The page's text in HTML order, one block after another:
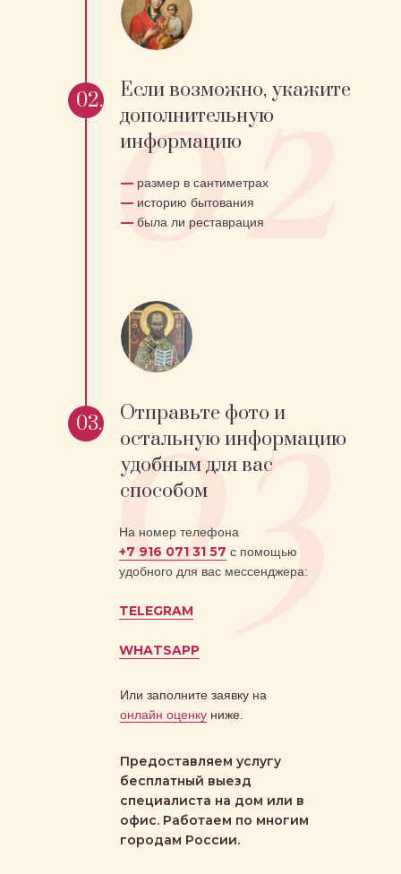
Или заполните заявку на
онлайн оценку ниже.
Предоставляем услугу
бесплатный выезд
специалиста на дом или в
офис. Работаем по многим
городам России.
Если возможно, укажите
дополнительную
информацию
02.
— размер в сантиметрах
— историю бытования
— была ли реставрация
Отправьте фото и
остальную информацию
удобным для вас
способом
03.
На номер телефона
+7 916 071 31 57 с помощью
удобного для вас мессенджера:
TELEGRAM
WHATSAPP